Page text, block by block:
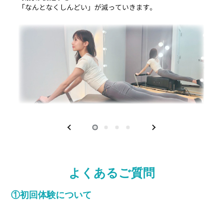
よくあるご質問
①初回体験について